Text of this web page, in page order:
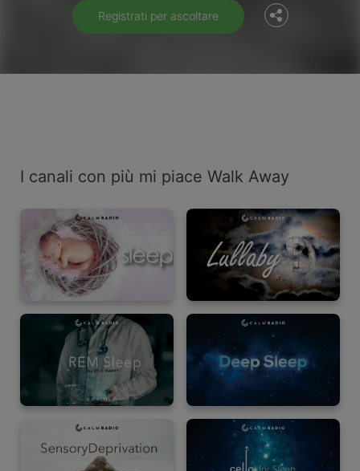
Registrati per ascoltare
I canali con più mi piace Walk Away